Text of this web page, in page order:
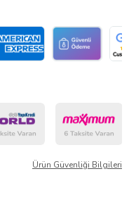
Ürün Güvenliği Bilgileri